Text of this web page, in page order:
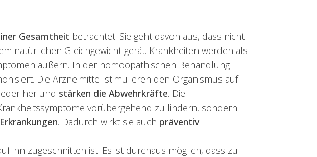
Gesamtheit betrachtet. Sie geht davon aus, dass nicht
natürlichen Gleichgewicht gerät. Krankheiten werden als
äußern. In der homöopathischen Behandlung
Die Arzneimittel stimulieren den Organismus auf
her und stärken die Abwehrkräfte. Die
vorübergehend zu lindern, sondern
. Dadurch wirkt sie auch präventiv.
ihn zugeschnitten ist. Es ist durchaus möglich, dass zu